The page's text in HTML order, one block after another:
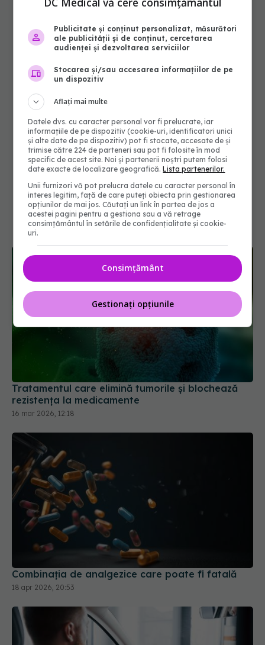
Tratamentul care elimină tumorile și blochează
rezistența la medicamente
Combinația de analgezice care poate fi fatală
18 apr 2026, 20:53
Publicitate și conținut personalizat, măsurători
ale publicității și de conținut, cercetarea
audienței și dezvoltarea serviciilor
Stocarea și/sau accesarea informațiilor de pe
un dispozitiv
Aflați mai multe
Datele dvs. cu caracter personal vor fi prelucrate, iar
informațiile de pe dispozitiv (cookie-uri, identificatori unici
și alte date de pe dispozitiv) pot fi stocate, accesate de și
trimise către 224 de parteneri sau pot fi folosite în mod
specific de acest site. Noi și partenerii noștri putem folosi
date exacte de localizare geografică.Lista partenerilor.
Unii furnizori vă pot prelucra datele cu caracter personal în
interes legitim, față de care puteți obiecta prin gestionarea
opțiunilor de mai jos. Căutați un link în partea de jos a
acestei pagini pentru a gestiona sau a vă retrage
consimțământul în setările de confidențialitate și cookie-
uri.
Consimțământ
Gestionați opțiunile